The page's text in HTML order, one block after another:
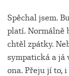
Spěchal jsem.
platí. Normálně
chtěl zpátky.
sympatická a já
ona. Přeju jí to,